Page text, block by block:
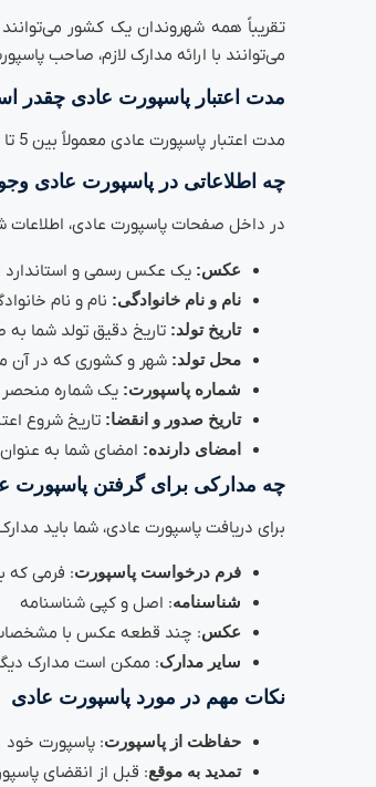
تقریباً همه شهروندان یک کشور
می‌توانند با ارائه مدارک لازم، صاحب
مدت اعتبار پاسپورت عادی چقدر
مدت اعتبار پاسپورت عادی معمولاً بین 5 تا 10 سال است. این مدت زمان در کشورهای مختلف ممکن است متفاوت باشد.
چه اطلاعاتی در پاسپورت عادی
در داخل صفحات پاسپورت عادی،
عکس: یک عکس رسمی و استاندارد
نام و نام خانوادگی: نام و نام
تاریخ تولد: تاریخ دقیق تولد شما
محل تولد: شهر و کشوری که در آن
شماره پاسپورت: یک شماره
تاریخ صدور و انقضا: تاریخ شروع
امضای دارنده: امضای شما به
چه مدارکی برای گرفتن پاسپورت
برای دریافت پاسپورت عادی، شما باید
فرم درخواست پاسپورت: فرمی که
شناسنامه: اصل و کپی شناسنامه
عکس: چند قطعه عکس با
سایر مدارک: ممکن است مدارک
نکات مهم در مورد پاسپورت عادی
حفاظت از پاسپورت: پاسپورت خود
تمدید به موقع: قبل از انقضای